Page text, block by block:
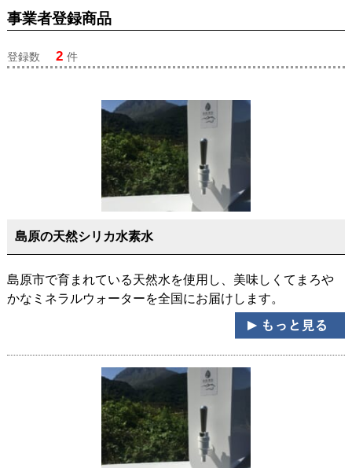
事業者登録商品
登録数 2 件
島原の天然シリカ水素水
島原市で育まれている天然水を使用し、美味しくてまろや
かなミネラルウォーターを全国にお届けします。